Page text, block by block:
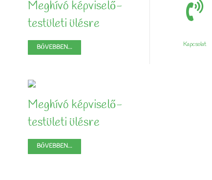
Meghívó képviselő-
testületi ülésre
BŐVEBBEN...
Meghívó képviselő-
testületi ülésre
BŐVEBBEN...
Kapcsolat